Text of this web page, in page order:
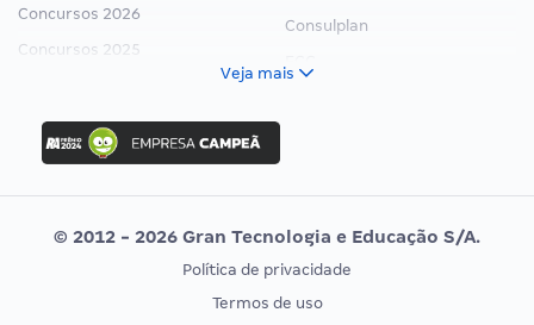
Concursos 2026
Concursos 2025
Concurso Ibama
Concurso MPU
Editais publicados
Consulplan
Vunesp
CONCURSOS POR PROFISSÃO
EXAME DE ORDEM
Veja mais
© 2012 - 2026 Gran Tecnologia e Educação S/A.
Política de privacidade
Termos de uso